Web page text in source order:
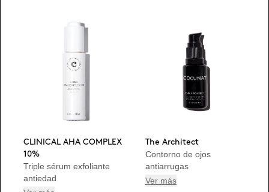
CLINICAL AHA COMPLEX
10%
Triple sérum exfoliante
antiedad
The Architect
Contorno de ojos
antiarrugas
Ver más